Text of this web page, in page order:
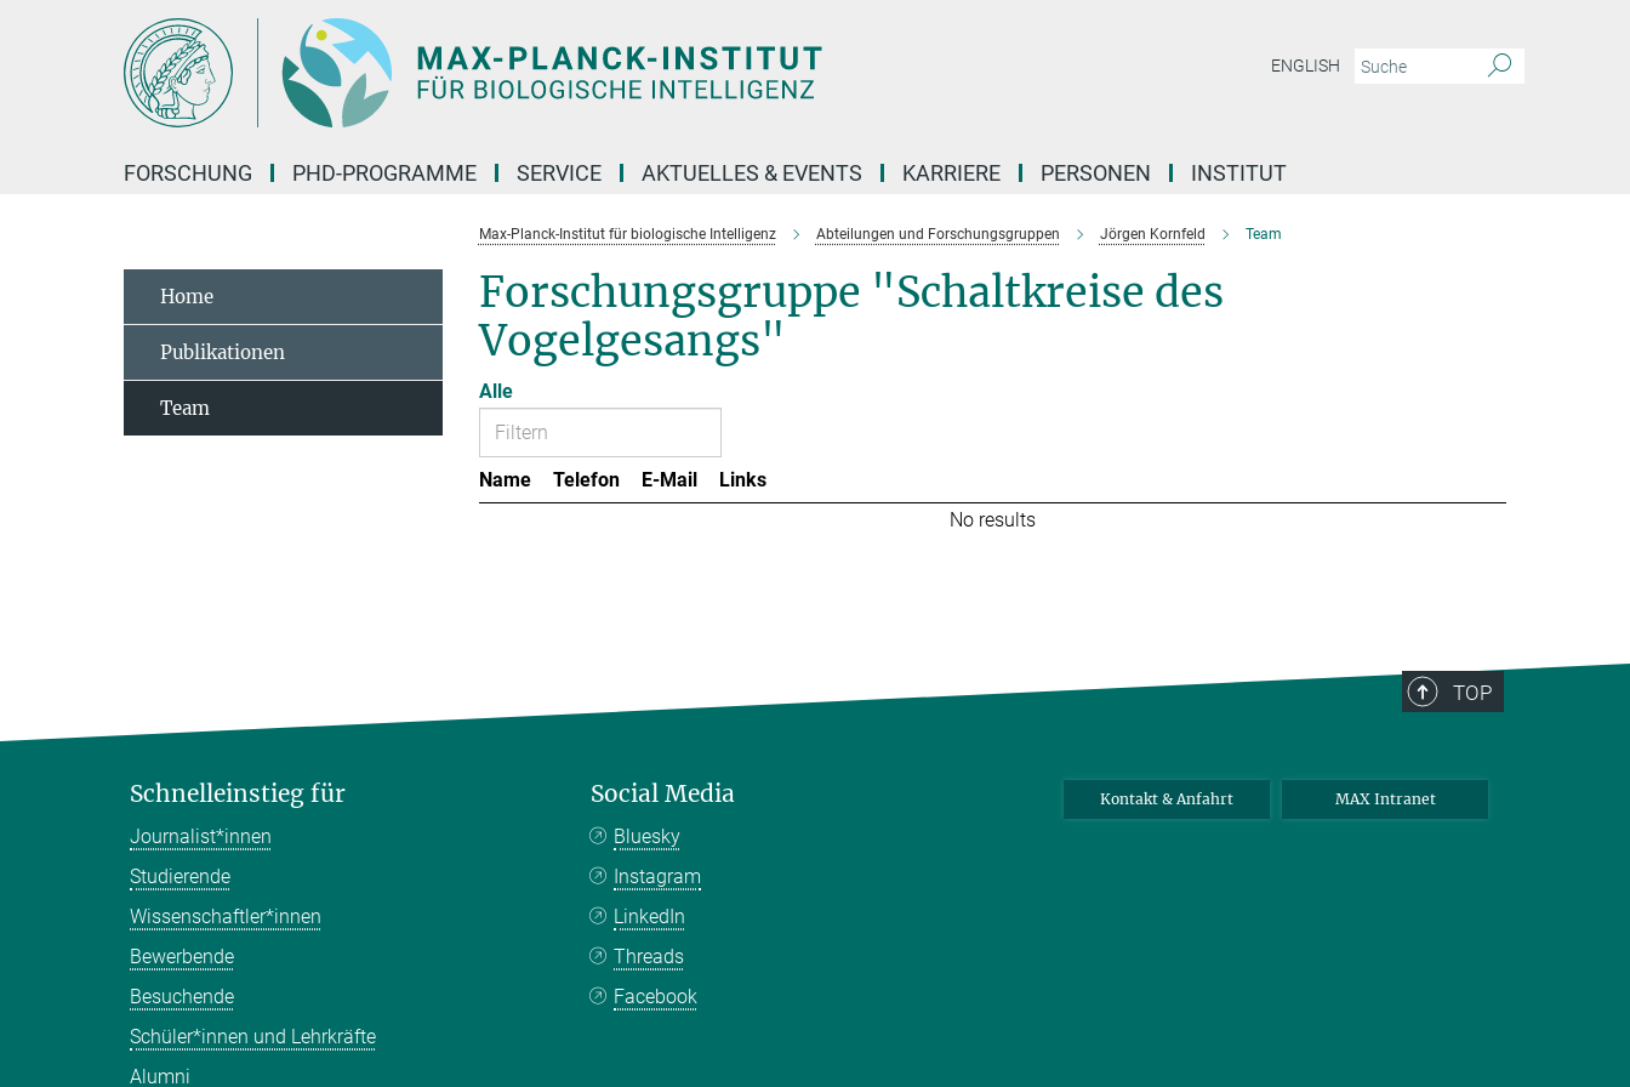
ENGLISH
FORSCHUNG PHD-PROGRAMME SERVICE AKTUELLES & EVENTS KARRIERE PERSONEN INSTITUT
Max-Planck-Institut für biologische Intelligenz Abteilungen und Forschungsgruppen Jörgen Kornfeld Team
Forschungsgruppe "Schaltkreise des
Vogelgesangs"
Alle
Name Telefon E-Mail
Links
No results
Home
Publikationen
Team
TOP
Schnelleinstieg für
Journalist*innen
Studierende
Wissenschaftler*innen
Bewerbende
Besuchende
Schüler*innen und Lehrkräfte
Alumni
Social Media
Bluesky
Instagram
LinkedIn
Threads
Facebook
Kontakt & Anfahrt MAX Intranet